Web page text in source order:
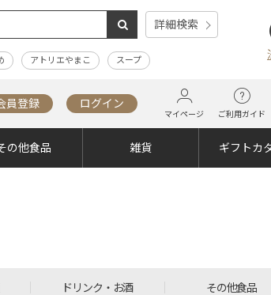
詳細検索
アトリエやまこ スープ
員登録 ログイン
マイページ ご利用ガイド
の他食品 雑貨 ギフトカ
ドリンク・お酒 その他食品